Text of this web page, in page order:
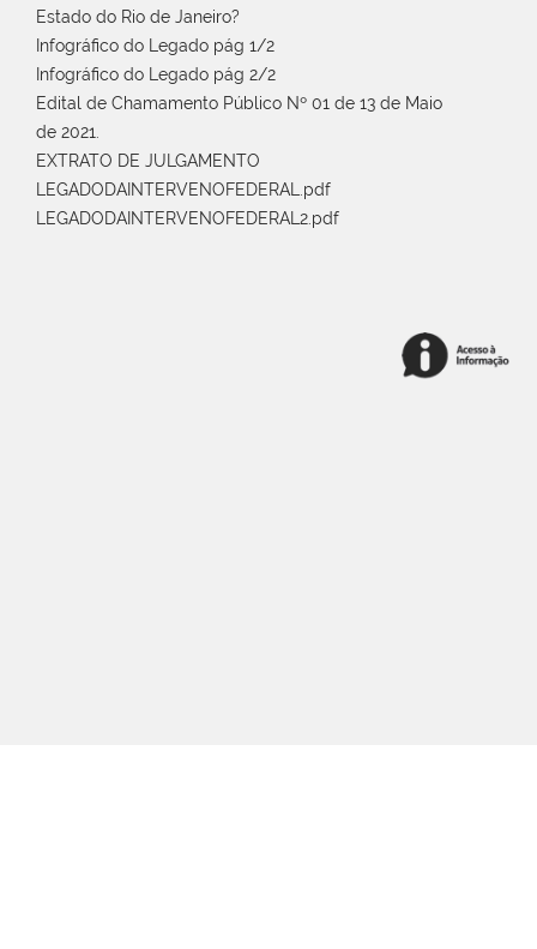
Estado do Rio de Janeiro?
Infográfico do Legado pág 1/2
Infográfico do Legado pág 2/2
Edital de Chamamento Público Nº 01 de 13 de Maio
de 2021.
EXTRATO DE JULGAMENTO
LEGADODAINTERVENOFEDERAL.pdf
LEGADODAINTERVENOFEDERAL2.pdf